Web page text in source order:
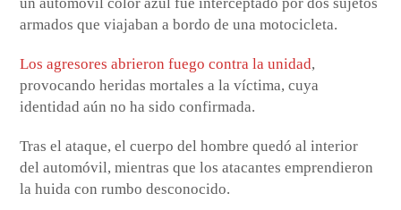
armados que viajaban a bordo de una motocicleta.
Los agresores abrieron fuego contra la unidad,
provocando heridas mortales a la víctima, cuya
identidad aún no ha sido confirmada.
Tras el ataque, el cuerpo del hombre quedó al interior
del automóvil, mientras que los atacantes emprendieron
la huida con rumbo desconocido.